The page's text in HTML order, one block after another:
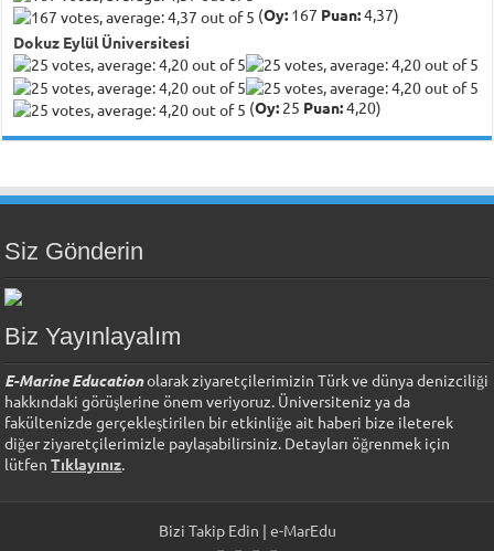
(Oy: 167 Puan:4,37)
Dokuz Eylül Üniversitesi
(Oy: 25 Puan:4,20)
Siz Gönderin
Biz Yayınlayalım
E-Marine Educationolarak ziyaretçilerimizin Türk ve dünya denizciliği
hakkındaki görüşlerine önem veriyoruz. Üniversiteniz ya da
fakültenizde gerçekleştirilen bir etkinliğe ait haberi bize ileterek
diğer ziyaretçilerimizle paylaşabilirsiniz. Detayları öğrenmek için
lütfenTıklayınız.
Bizi Takip Edin | e-MarEdu